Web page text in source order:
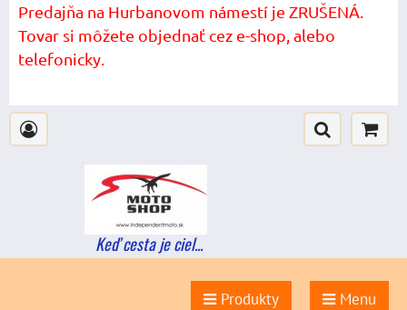
Predajňa na Hurbanovom námestí je ZRUŠENÁ.
Tovar si môžete objednať cez e-shop, alebo
telefonicky.
Keď cesta je ciel...
Produkty Menu